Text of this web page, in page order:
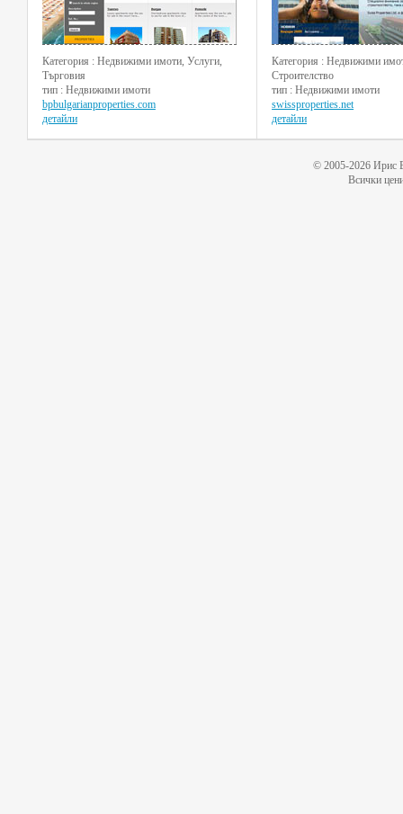
Категория : Недвижими имоти, Услуги,
Търговия
тип : Недвижими имоти
bpbulgarianproperties.com
детайли
Категория : Недвижими
Строителство
тип : Недвижими имоти
swissproperties.net
детайли
© 2005-2026 Ирис
Всички